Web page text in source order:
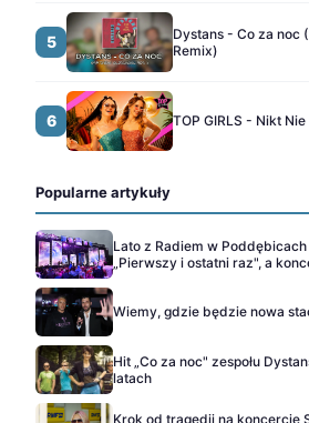
5
Dystans - Co za noc
Remix)
6 TOP GIRLS - Nikt
Popularne artykuły
Lato z Radiem w
„Pierwszy i ostatni raz", a
Wiemy, gdzie będzie nowa
Hit „Co za noc" zespołu
latach
Krok od tragedii na koncercie